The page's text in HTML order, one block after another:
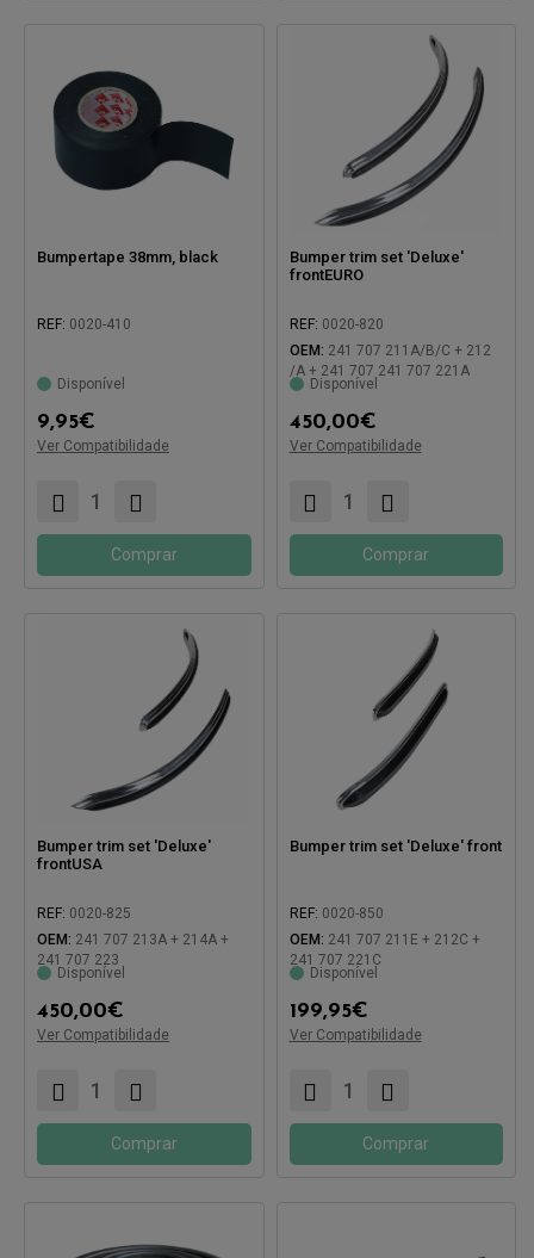
Bumpertape 38mm, black
REF: 0020-410
Disponível
9,95€
Ver Compatibilidade
Comprar
Bumper trim set 'Deluxe'
frontEURO
REF: 0020-820
OEM: 241 707 211A/B/C + 212
/A + 241 707 241 707 221A
Disponível
450,00€
Ver Compatibilidade
Comprar
Bumper trim set 'Deluxe'
frontUSA
REF: 0020-825
OEM: 241 707 213A + 214A +
241 707 223
Disponível
450,00€
Ver Compatibilidade
Comprar
Bumper trim set 'Deluxe' front
REF: 0020-850
OEM: 241 707 211E + 212C +
241 707 221C
Disponível
199,95€
Ver Compatibilidade
Comprar